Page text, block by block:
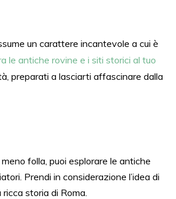
un carattere incantevole a cui è
le antiche rovine e i siti storici al tuo
preparati a lasciarti affascinare dalla
folla, puoi esplorare le antiche
Prendi in considerazione l’idea di
storia di Roma.